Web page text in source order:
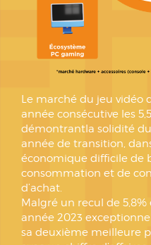
Le marché du jeu vidéo
année consécutive les
démontrantla solidité
année de transition,
économique difficile de
consommation et de
d’achat.
Malgré un recul de
année 2023
sa deuxième meilleure